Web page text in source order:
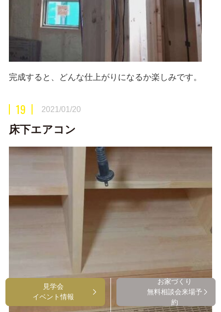
完成すると、どんな仕上がりになるか楽しみです。
19 2021/01/20
床下エアコン
見学会
イベント情報
お家づくり
無料相談会来場予
約